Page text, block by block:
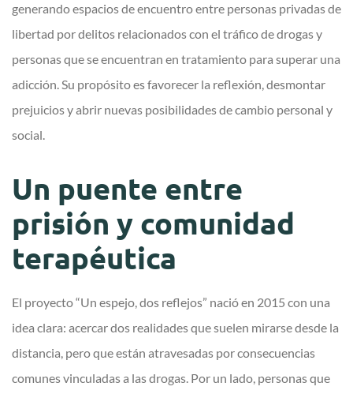
generando espacios de encuentro entre personas privadas de
libertad por delitos relacionados con el tráfico de drogas y
personas que se encuentran en tratamiento para superar una
adicción. Su propósito es favorecer la reflexión, desmontar
prejuicios y abrir nuevas posibilidades de cambio personal y
social.
Un puente entre
prisión y comunidad
terapéutica
El proyecto “Un espejo, dos reflejos” nació en 2015 con una
idea clara: acercar dos realidades que suelen mirarse desde la
distancia, pero que están atravesadas por consecuencias
comunes vinculadas a las drogas. Por un lado, personas que